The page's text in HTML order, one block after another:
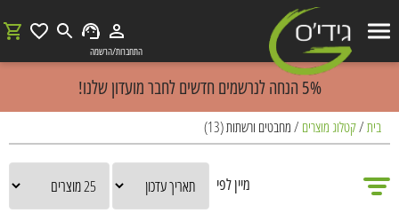
התחברות/הרשמה
5% הנחה לנרשמים חדשים לחבר מועדון שלנו!
בית/קטלוג מוצרים /מחבטים ורשתות (13)
מיין לפי